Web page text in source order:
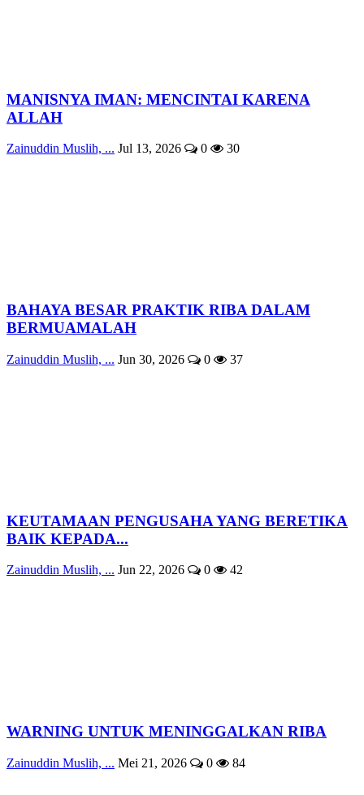
MANISNYA IMAN: MENCINTAI KARENA
ALLAH
Zainuddin Muslih, ... Jul 13, 2026 0 30
BAHAYA BESAR PRAKTIK RIBA DALAM
BERMUAMALAH
Zainuddin Muslih, ... Jun 30, 2026 0 37
KEUTAMAAN PENGUSAHA YANG BERETIKA
BAIK KEPADA...
Zainuddin Muslih, ... Jun 22, 2026 0 42
WARNING UNTUK MENINGGALKAN RIBA
Zainuddin Muslih, ... Mei 21, 2026 0 84